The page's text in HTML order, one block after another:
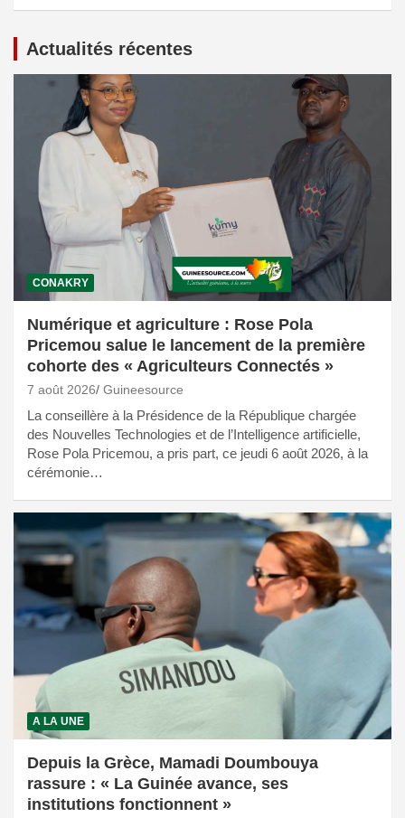
Actualités récentes
CONAKRY
Numérique et agriculture : Rose Pola
Pricemou salue le lancement de la première
cohorte des « Agriculteurs Connectés »
7 août 2026 Guineesource
La conseillère à la Présidence de la République chargée
des Nouvelles Technologies et de l’Intelligence artificielle,
Rose Pola Pricemou, a pris part, ce jeudi 6 août 2026, à la
cérémonie…
A LA UNE
Depuis la Grèce, Mamadi Doumbouya
rassure : « La Guinée avance, ses
institutions fonctionnent »